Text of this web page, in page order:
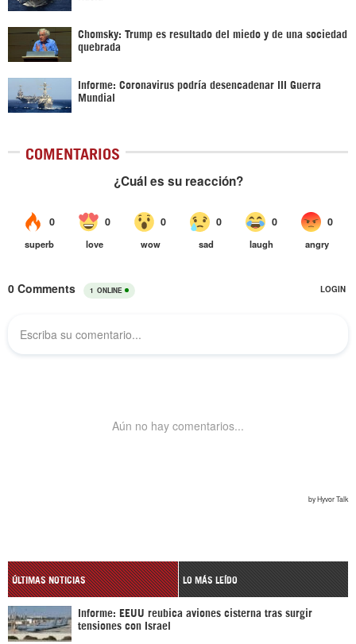
Chomsky: Trump es resultado del miedo y de una sociedad
quebrada
Informe: Coronavirus podría desencadenar III Guerra
Mundial
COMENTARIOS
ÚLTIMAS NOTICIAS LO MÁS LEÍDO
Informe: EEUU reubica aviones cisterna tras surgir
tensiones con Israel